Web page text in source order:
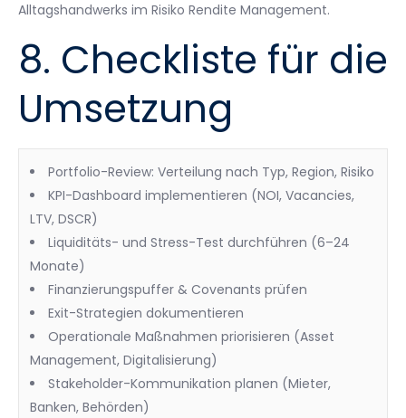
Alltagshandwerks im Risiko Rendite Management.
8. Checkliste für die
Umsetzung
Portfolio-Review: Verteilung nach Typ, Region, Risiko
KPI-Dashboard implementieren (NOI, Vacancies,
LTV, DSCR)
Liquiditäts- und Stress-Test durchführen (6–24
Monate)
Finanzierungspuffer & Covenants prüfen
Exit-Strategien dokumentieren
Operationale Maßnahmen priorisieren (Asset
Management, Digitalisierung)
Stakeholder-Kommunikation planen (Mieter,
Banken, Behörden)